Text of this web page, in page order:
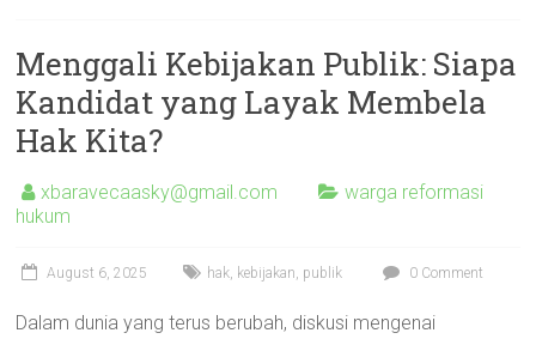
Menggali Kebijakan Publik: Siapa
Kandidat yang Layak Membela
Hak Kita?
xbaravecaasky@gmail.com
warga reformasi
hukum
August 6, 2025 hak, kebijakan, publik 0 Comment
Dalam dunia yang terus berubah, diskusi mengenai